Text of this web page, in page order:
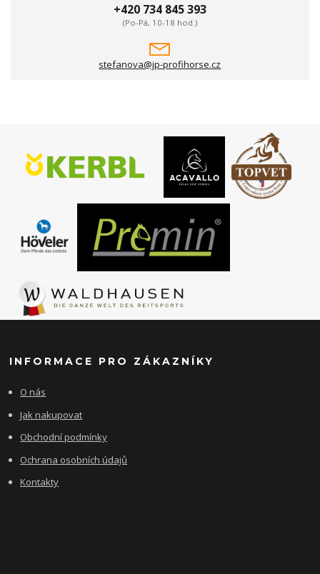
+420 734 845 393
(Po-Pá, 10-18 hod.)
stefanova@jp-profihorse.cz
INFORMACE PRO ZÁKAZNÍKY
O nás
Jak nakupovat
Obchodní podmínky
Ochrana osobních údajů
Kontakty